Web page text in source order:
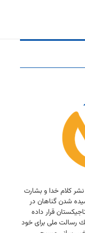
كلام خدا و بشارت
شدن گناهان در
قرار داده
رسالت ملی برای خود